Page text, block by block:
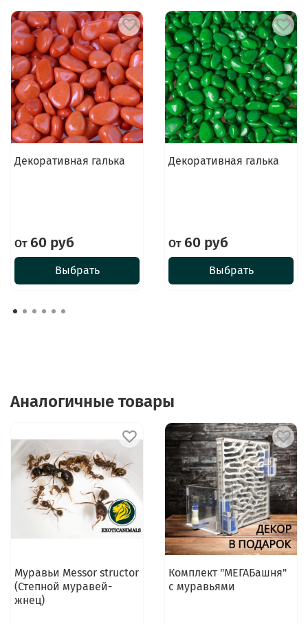
Декоративная галька
От60 руб
Выбрать
Декоративная галька
От60 руб
Выбрать
Аналогичные товары
Муравьи Messor structor
(Степной муравей-
жнец)
Комплект "МЕГАБашня"
с муравьями